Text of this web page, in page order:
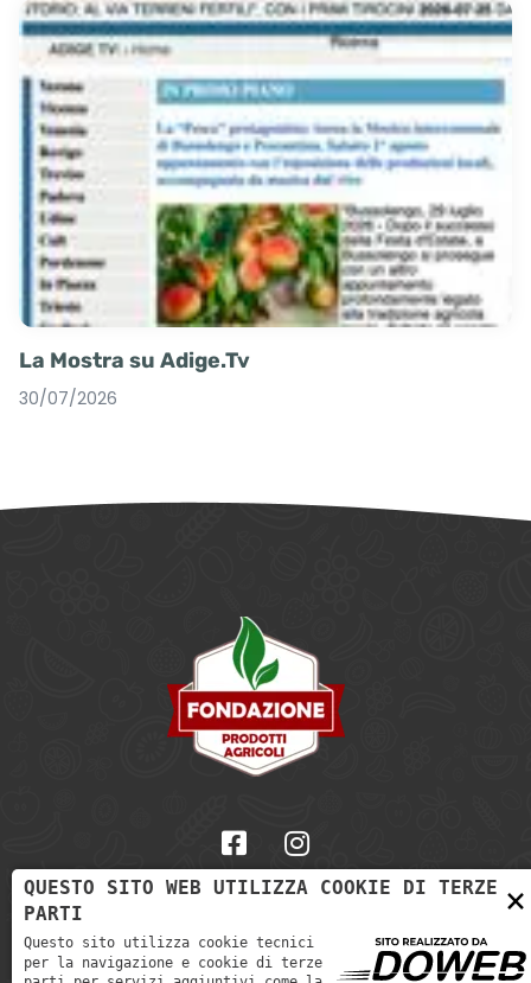
La Mostra su Adige.Tv
30/07/2026
Informativa sulla Privacy
P. IVA: 02173600236
×
QUESTO SITO WEB UTILIZZA COOKIE DI TERZE
PARTI
Questo sito utilizza cookie tecnici
per la navigazione e cookie di terze